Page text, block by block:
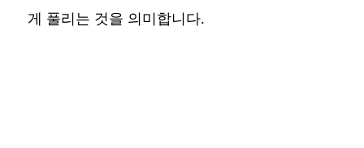
게 풀리는 것을 의미합니다.